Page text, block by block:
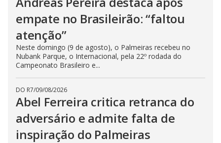
empate no Brasileirão: “faltou
atenção”
Neste domingo (9 de agosto), o Palmeiras recebeu no
Nubank Parque, o Internacional, pela 22º rodada do
Campeonato Brasileiro e...
DO R7/09/08/2026
Abel Ferreira critica retranca do
adversário e admite falta de
inspiração do Palmeiras